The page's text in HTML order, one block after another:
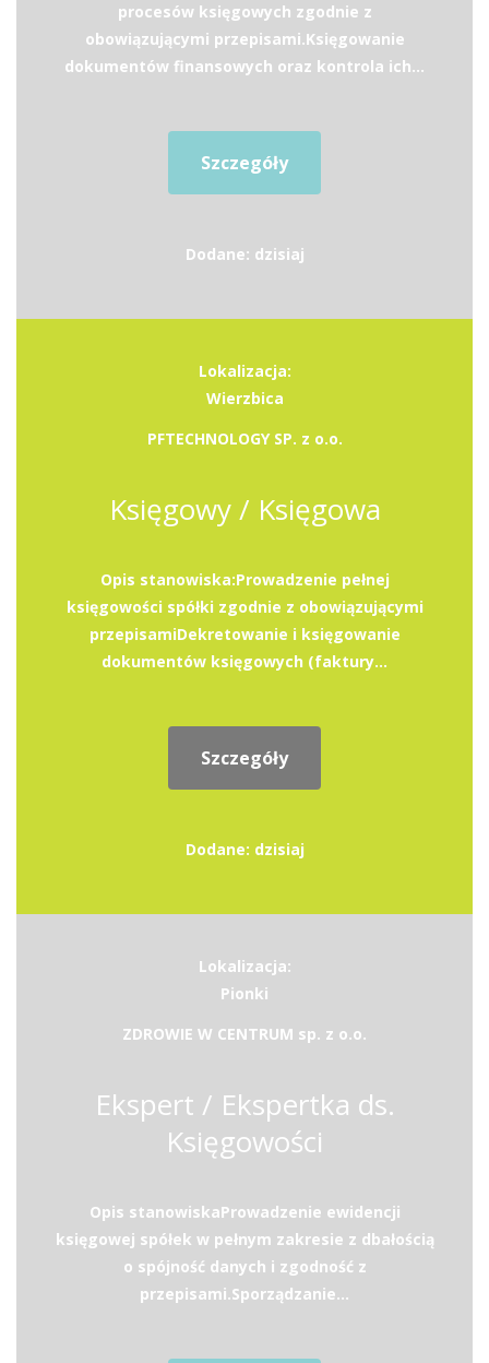
procesów księgowych zgodnie z
obowiązującymi przepisami.Księgowanie
dokumentów finansowych oraz kontrola ich...
Szczegóły
Dodane: dzisiaj
Lokalizacja:
Wierzbica
PFTECHNOLOGY SP. z o.o.
Księgowy / Księgowa
Opis stanowiska:Prowadzenie pełnej
księgowości spółki zgodnie z obowiązującymi
przepisamiDekretowanie i księgowanie
dokumentów księgowych (faktury...
Szczegóły
Dodane: dzisiaj
Lokalizacja:
Pionki
ZDROWIE W CENTRUM sp. z o.o.
Ekspert / Ekspertka ds.
Księgowości
Opis stanowiskaProwadzenie ewidencji
księgowej spółek w pełnym zakresie z dbałością
o spójność danych i zgodność z
przepisami.Sporządzanie...